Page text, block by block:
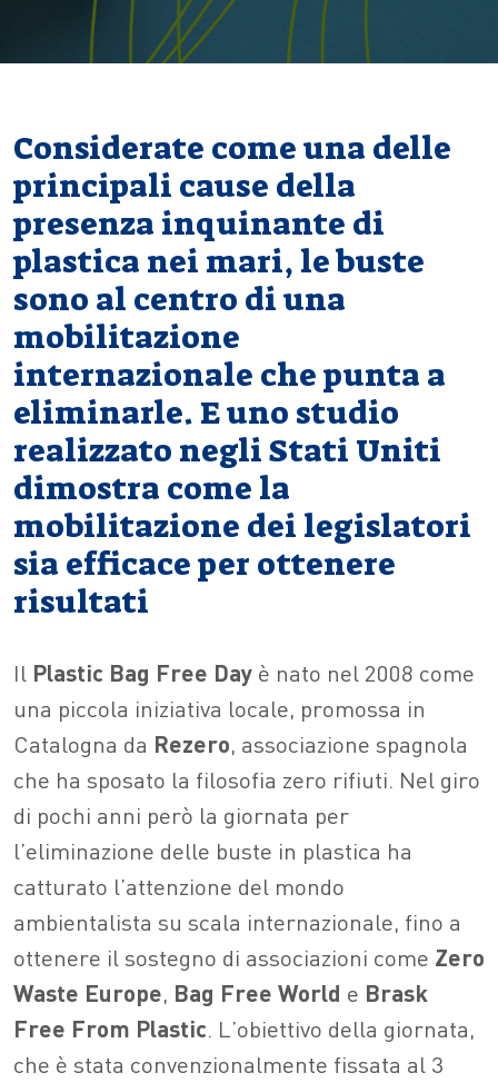
Considerate come una delle
principali cause della
presenza inquinante di
plastica nei mari, le buste
sono al centro di una
mobilitazione
internazionale che punta a
eliminarle. E uno studio
realizzato negli Stati Uniti
dimostra come la
mobilitazione dei legislatori
sia efficace per ottenere
risultati
Il Plastic Bag Free Day è nato nel 2008 come
una piccola iniziativa locale, promossa in
Catalogna da Rezero, associazione spagnola
che ha sposato la filosofia zero rifiuti. Nel giro
di pochi anni però la giornata per
l’eliminazione delle buste in plastica ha
catturato l’attenzione del mondo
ambientalista su scala internazionale, fino a
ottenere il sostegno di associazioni come Zero
Waste Europe, Bag Free World e Brask
Free From Plastic. L’obiettivo della giornata,
che è stata convenzionalmente fissata al 3